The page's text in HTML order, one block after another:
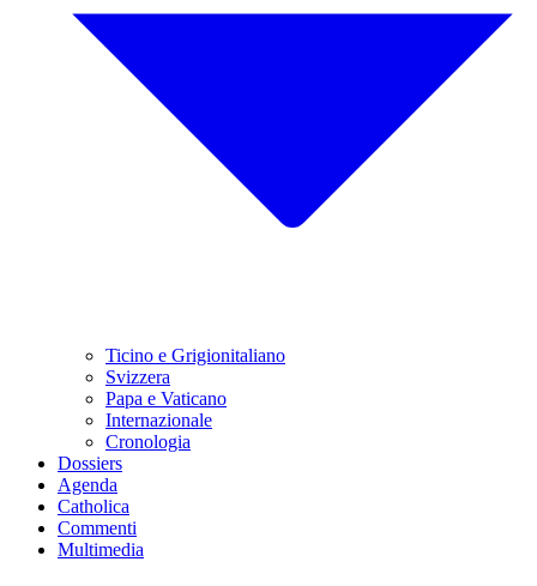
Ticino e Grigionitaliano
Svizzera
Papa e Vaticano
Internazionale
Cronologia
Dossiers
Agenda
Catholica
Commenti
Multimedia